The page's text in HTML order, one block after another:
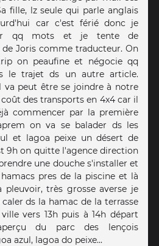
fille, lz seule qui parle anglais
car c'est férié donc je
qq mots et je tente de
Joris comme traducteur. On
on peaufine et négocie qq
le trajet ds un autre article.
va peut être se joindre à notre
des transports en 4x4 car il
commencer par la première
on va se balader ds les
et lagoa peixe un désert de
9h on quitte l'agence direction
une douche s'installer et
pres de la piscine et là
pleuvoir, très grosse averse je
ds la hamac de la terrasse
vers 13h puis à 14h départ
du parc des lençois
azul, lagoa do peixe...